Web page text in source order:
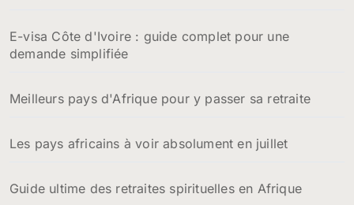
E-visa Côte d'Ivoire : guide complet pour une
demande simplifiée
Meilleurs pays d'Afrique pour y passer sa retraite
Les pays africains à voir absolument en juillet
Guide ultime des retraites spirituelles en Afrique